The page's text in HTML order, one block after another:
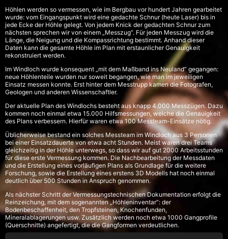
Höhlen werden so vermessen, wie im Bergbau vor hundert Jahren gearbeitet
wurde: vom Eingangspunkt wird eine gedachte Schnur (heute Laser) bis in
jede Ecke der Höhle gelegt. Von jedem Knick der gedachten Schnur zum
nächsten sprechen wir von einem „Messzug“. Für jeden Messzug wird die
Länge, die Neigung und die Kompassrichtung bestimmt. Anhand dieser
Daten kann die gesamte Höhle im Plan mit erstaunlicher Genauigkeit
rekonstruiert werden.
Im Windloch wurde konsequent „mit dem Maßband ins Neuland“ gegangen:
neue Höhlenteile wurden nur soweit begangen, wie man im jeweiligen
Einsatz messen konnte. Erst hinter dem Messtrupp kamen die Fotografen,
Geologen und anderen Wissenschaftler.
Der aktuelle Plan des Windlochs besteht aus knapp 4.000 Messzügen. Dazu
kommen noch einmal etwa 15.000 Hilfsmessungen, welche die Genauigkeit
des Plans verbessern. Hierfür waren etwa 100 Messteam-Einsätze nötig.
Üblicherweise bestand ein solches Messteam im Windloch aus 3 Personen
bei einer Einsatzdauerte von etwa acht Stunden. Meist waren drei Teams
gleichzeitig in der Höhle unterwegs, so dass wir auf gut 2000 Arbeitsstunden
für diese erste Vermessung kommen. Die Nachbearbeitung der Messdaten
und die Erstellung eines vorläufigen Plans als Grundlage für die weitere
Forschung, sowie die Erstellung eines erstens 3D Modells hat noch einmal
deutlich über 500 Stunden in Anspruch genommen.
Als nächster Schritt der Vermessungstechnischen Dokumentation erfolgt die
Reinzeichung, mit dem sogenannten „Höhleninventar“: der
Bodenbeschaffenheit, den Tropfsteinen, Knochenfunden,
Mineralablagerungen usw. Zusätzlich werden noch etwa 1000 Gangprofile
(Querschnitte) angefertigt, die die Gangformen verdeutlichen.